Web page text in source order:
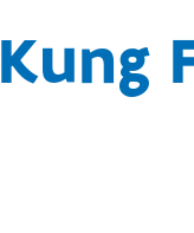
Kung